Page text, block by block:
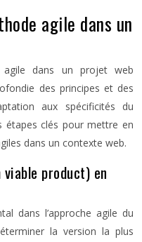
agile dans un
dans un projet web
des principes et des
aux spécificités du
étapes clés pour mettre en
dans un contexte web.
product) en
dans l’approche agile du
la version la plus